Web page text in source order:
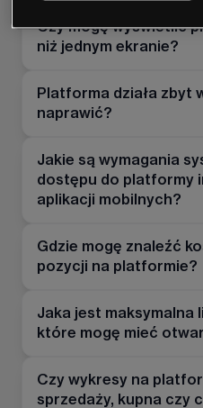
Czy mogę wyświetlić
niż jednym ekranie?
Platforma działa zbyt
naprawić?
Jakie są wymagania
dostępu do platformy
aplikacji mobilnych?
Gdzie mogę znaleźć
pozycji na platformie?
Jaka jest maksymalna
które mogę mieć
Czy wykresy na
sprzedaży, kupna czy